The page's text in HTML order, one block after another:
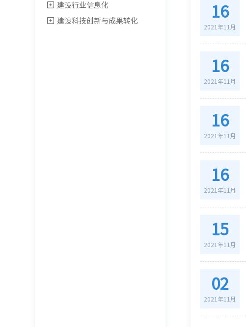
建设行业信息化
建设科技创新与成果转化
16
2021年11月
16
2021年11月
16
2021年11月
16
2021年11月
15
2021年11月
02
2021年11月